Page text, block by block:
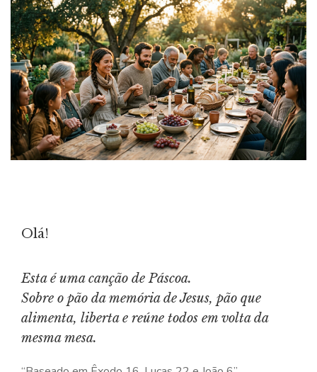
Olá!
Esta é uma canção de Páscoa.
Sobre o pão da memória de Jesus, pão que
alimenta, liberta e reúne todos em volta da
mesma mesa.